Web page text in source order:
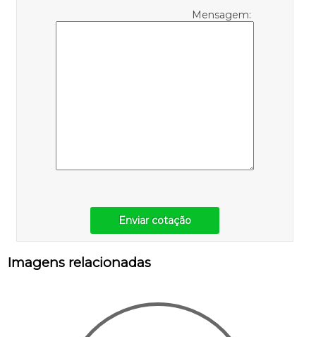
Mensagem:
Enviar cotação
Imagens relacionadas